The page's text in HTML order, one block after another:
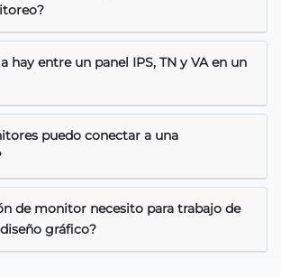
hay entre un panel IPS, TN y VA en un
puedo conectar a una
de monitor necesito para trabajo de
gráfico?